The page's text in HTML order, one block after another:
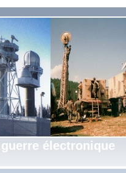
électronique